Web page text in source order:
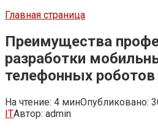
Главная страница
Преимущества
разработки
телефонных роботов
На чтение: 4 минОпубликовано:
ITАвтор: admin